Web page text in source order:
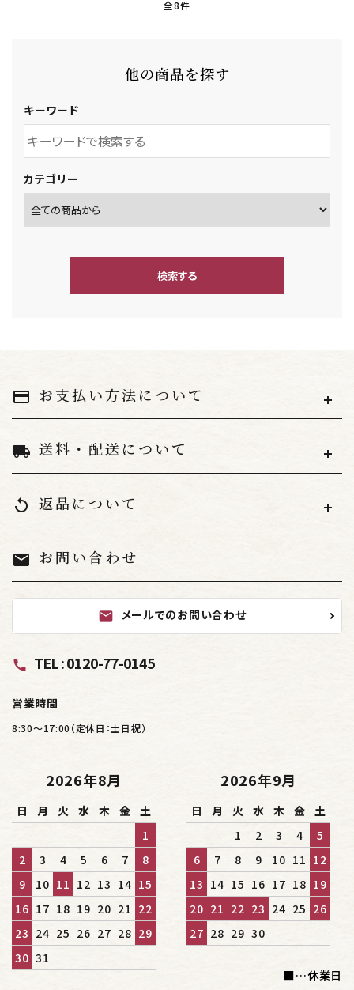
全8件
他の商品を探す
キーワード
カテゴリー
検索する
カテゴリー
payment お支払い方法について
local_shipping 送料・配送について
replay 返品について
mail お問い合わせ
mail メールでのお問い合わせ
call TEL : 0120-77-0145
営業時間
8:30～17:00（定休日：土日祝）
2026年8月
日 月 火 水 木 金
土
1
2
3 4 5 6 7
8
9
10 11 12 13 14 15
16 17 18 19 20 21 22
23 24 25 26 27 28 29
30 31
2026年9月
日 月 火 水 木 金
土
1
2 3 4
5
6
7 8 9 10 11 12
13 14 15 16 17 18 19
20 21 22 23 24 25 26
27 28 29 30
■…休業日